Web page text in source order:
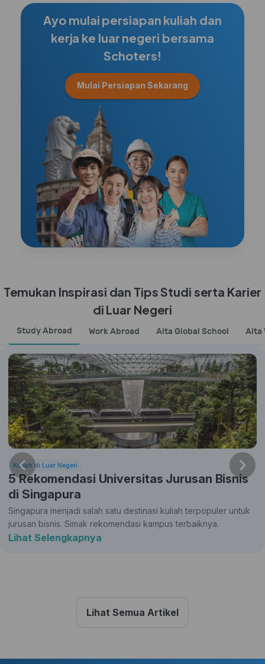
Ayo mulai persiapan kuliah dan
kerja ke luar negeri bersama
Schoters!
Mulai Persiapan Sekarang
Temukan Inspirasi dan Tips Studi serta Karier
di Luar Negeri
Study Abroad Work Abroad Alta Global School Alta
Kuliah di Luar Negeri
5 Rekomendasi Universitas Jurusan Bisnis
di Singapura
Singapura menjadi salah satu destinasi kuliah terpopuler untuk
jurusan bisnis. Simak rekomendasi kampus terbaiknya.
Lihat Selengkapnya
Lihat Semua Artikel